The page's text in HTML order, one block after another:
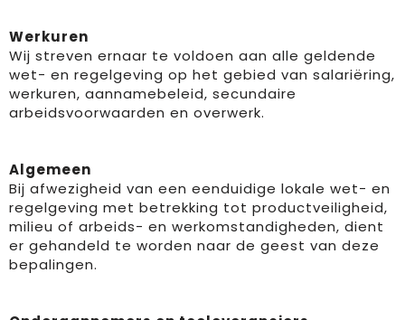
Werkuren
Wij streven ernaar te voldoen aan alle geldende
wet- en regelgeving op het gebied van salariëring,
werkuren, aannamebeleid, secundaire
arbeidsvoorwaarden en overwerk.
Algemeen
Bij afwezigheid van een eenduidige lokale wet- en
regelgeving met betrekking tot productveiligheid,
milieu of arbeids- en werkomstandigheden, dient
er gehandeld te worden naar de geest van deze
bepalingen.